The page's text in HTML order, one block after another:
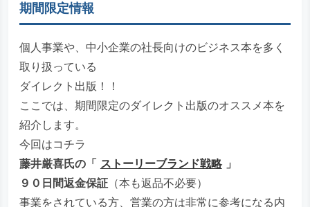
期間限定情報
個人事業や、中小企業の社長向けのビジネス本を多く
取り扱っている
ダイレクト出版！！
ここでは、期間限定のダイレクト出版のオススメ本を
紹介します。
今回はコチラ
藤井厳喜氏の「 ストーリーブランド戦略 」
９０日間返金保証（本も返品不必要）
事業をされている方、営業の方は非常に参考になる内